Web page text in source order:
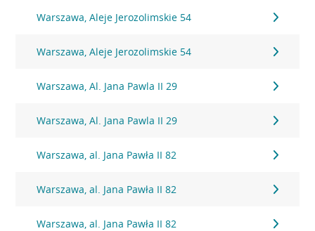
Warszawa, Aleje Jerozolimskie 54
Warszawa, Aleje Jerozolimskie 54
Warszawa, Al. Jana Pawla II 29
Warszawa, Al. Jana Pawla II 29
Warszawa, al. Jana Pawła II 82
Warszawa, al. Jana Pawła II 82
Warszawa, al. Jana Pawła II 82